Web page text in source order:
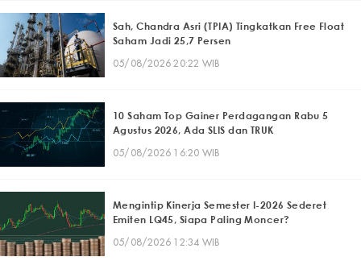
Sah, Chandra Asri (TPIA) Tingkatkan Free Float
Saham Jadi 25,7 Persen
05/08/2026 20:22 WIB
10 Saham Top Gainer Perdagangan Rabu 5
Agustus 2026, Ada SLIS dan TRUK
05/08/2026 16:20 WIB
Mengintip Kinerja Semester I-2026 Sederet
Emiten LQ45, Siapa Paling Moncer?
05/08/2026 12:34 WIB